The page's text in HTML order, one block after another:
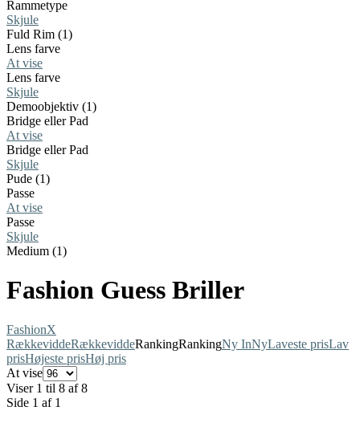
Rammetype
Skjule
Fuld Rim (1)
Lens farve
At vise
Lens farve
Skjule
Demoobjektiv (1)
Bridge eller Pad
At vise
Bridge eller Pad
Skjule
Pude (1)
Passe
At vise
Passe
Skjule
Medium (1)
Fashion Guess Briller
FashionX
RækkeviddeRækkeviddeRankingRankingNy InNyLaveste prisLav
prisHøjeste prisHøj pris
At vise
Viser 1 til 8 af 8
Side 1 af 1